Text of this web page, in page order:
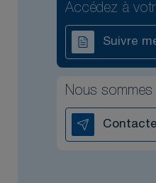
Accédez à
Suivre
Nous